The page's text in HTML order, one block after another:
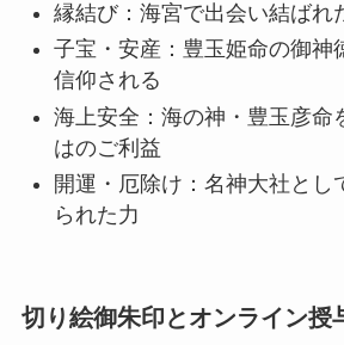
縁結び：海宮で出会い結ばれ
子宝・安産：豊玉姫命の御神
信仰される
海上安全：海の神・豊玉彦命
はのご利益
開運・厄除け：名神大社とし
られた力
切り絵御朱印とオンライン授